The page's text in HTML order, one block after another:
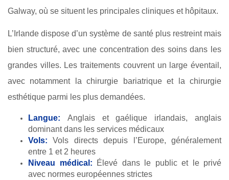
Galway, où se situent les principales cliniques et hôpitaux.
L’Irlande dispose d’un système de santé plus restreint mais
bien structuré, avec une concentration des soins dans les
grandes villes. Les traitements couvrent un large éventail,
avec notamment la chirurgie bariatrique et la chirurgie
esthétique parmi les plus demandées.
Langue: Anglais et gaélique irlandais, anglais
dominant dans les services médicaux
Vols:Vols directs depuis l’Europe, généralement
entre 1 et 2 heures
Niveau médical:
Élevé dans le public et le privé
avec normes européennes strictes